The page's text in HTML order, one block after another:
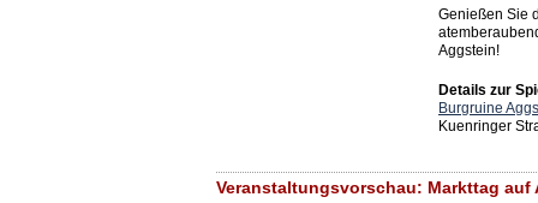
Genießen Sie
Aggstein!
Details zur
Burgruine
Kuenringer
Veranstaltungsvorschau: Markttag auf